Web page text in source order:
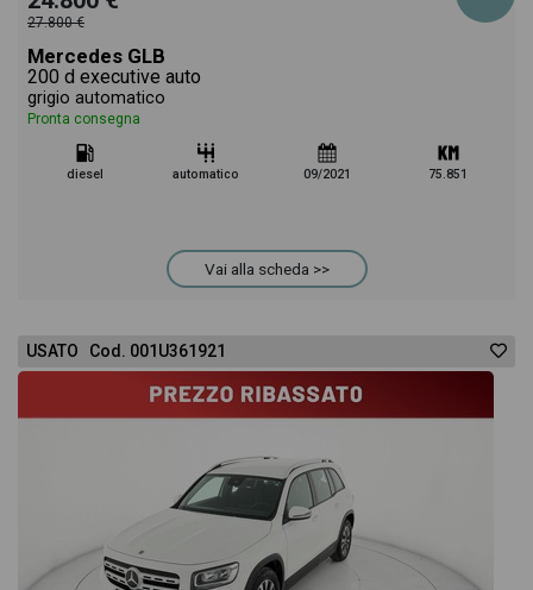
27.800 €
Mercedes GLB
200 d executive auto
grigio automatico
Pronta consegna
diesel automatico 09/2021 75.851
Vai alla scheda >>
USATO Cod. 001U361921